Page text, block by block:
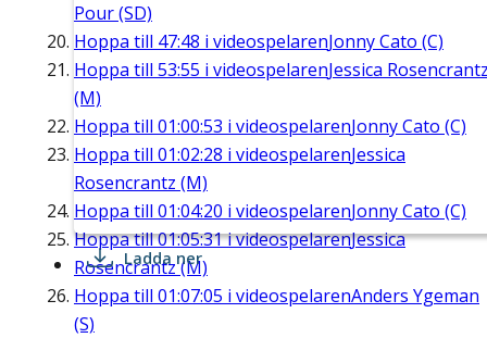
Pour (SD)
Hoppa till 47:48 i videospelarenJonny Cato (C)
Hoppa till 53:55 i videospelarenJessica
(M)
Hoppa till 01:00:53 i videospelarenJonny Cato (C)
Hoppa till 01:02:28 i videospelarenJessica
Rosencrantz (M)
Hoppa till 01:04:20 i videospelarenJonny Cato (C)
Hoppa till01:05:31i videospelarenJessica
Rosencrantz (M)
Hoppa till 01:07:05 i videospelarenAnders Ygeman
(S)
Ladda ner